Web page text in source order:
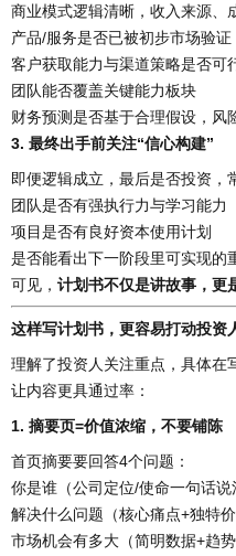
商业模式逻辑清晰，收入来源、
产品/服务是否已被初步市场验证
客户获取能力与渠道策略是否可
团队能否覆盖关键能力板块
财务预测是否基于合理假设，风
3. 最终出手前关注“信心构建”
即便逻辑成立，最后是否投资，
团队是否有强执行力与学习能力
项目是否有良好资本使用计划
是否能看出下一阶段里可实现的
可见， 计划书不仅是讲故事，更
这样写计划书，更容易打动投资
理解了投资人关注重点，具体在
让内容更具通过率：
1. 摘要页=价值浓缩，不要铺陈
首页摘要要回答4个问题：
你是谁（公司定位/使命一句话说
解决什么问题（核心痛点+独特价
市场机会有多大（简明数据+趋势